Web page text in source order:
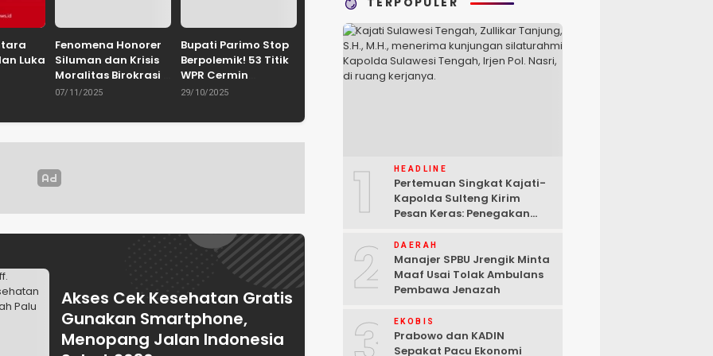
Luka
Fenomena Honorer
Siluman dan Krisis
Moralitas Birokrasi
Oleh: Dr. H.
Hidayat
07/11/2025
Bupati Parimo Stop
Berpolemik! 53 Titik
WPR Cermin
Retaknya Tata
Pemerintahan
29/10/2025
Akses Cek Kesehatan Gratis
Gunakan Smartphone,
Menopang Jalan Indonesia
1 HEADLINE
Pertemuan Singkat Kajati-
Kapolda Sulteng Kirim
Pesan Keras: Penegakan
2 DAERAH
Manajer SPBU Jrengik Minta
Maaf Usai Tolak Ambulans
Pembawa Jenazah
EKOBIS
Prabowo dan KADIN
Sepakat Pacu Ekonomi